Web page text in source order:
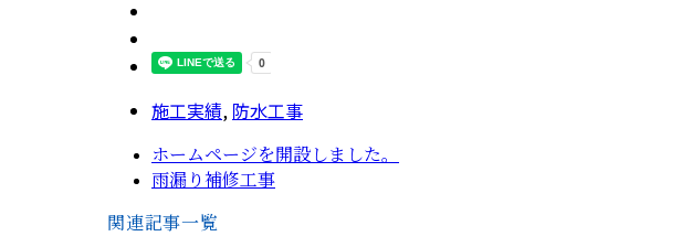
施工実績, 防水工事
ホームページを開設しました。
雨漏り補修工事
関連記事一覧